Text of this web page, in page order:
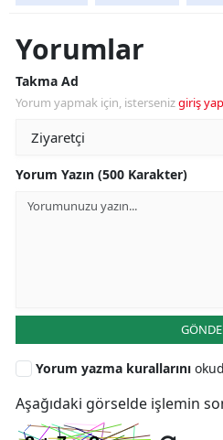
Yorumlar
Takma Ad
Yorum yapmak için, istersenizgiriş
Yorum Yazın (500 Karakter)
Yorum yazma kurallarını
Aşağıdaki görselde işlemin